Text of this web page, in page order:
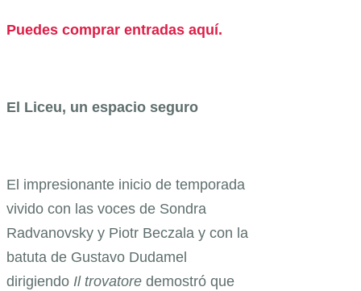
Puedes comprar entradas aquí.
El Liceu, un espacio seguro
El impresionante inicio de temporada
vivido con las voces de Sondra
Radvanovsky y Piotr Beczala y con la
batuta de Gustavo Dudamel
dirigiendo Il trovatore demostró que